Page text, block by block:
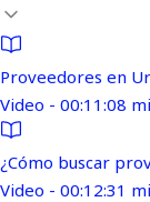
Proveedores en
Video - 00:11:08
¿Cómo buscar
Video - 00:12:31